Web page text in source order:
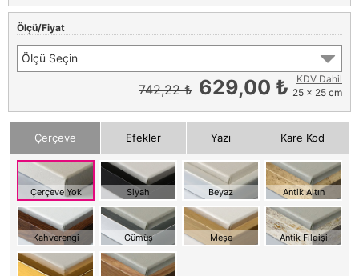
Ölçü/Fiyat
Ölçü Seçin
742,22 ₺ 629,00 ₺
KDV Dahil
25 x 25 cm
Çerçeve Efekler Yazı Kare Kod
Çerçeve Yok Siyah Beyaz Antik Altın
Kahverengi Gümüş Meşe Antik Fildişi